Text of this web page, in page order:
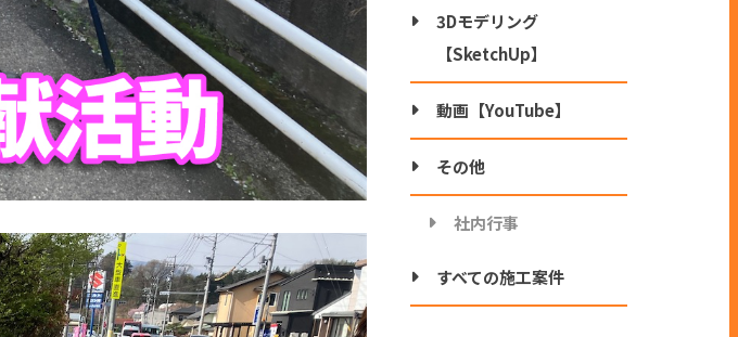
3Dモデリング
【SketchUp】
動画【YouTube】
その他
社内行事
すべての施工案件